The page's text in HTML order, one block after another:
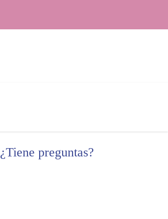
¿Tiene preguntas?